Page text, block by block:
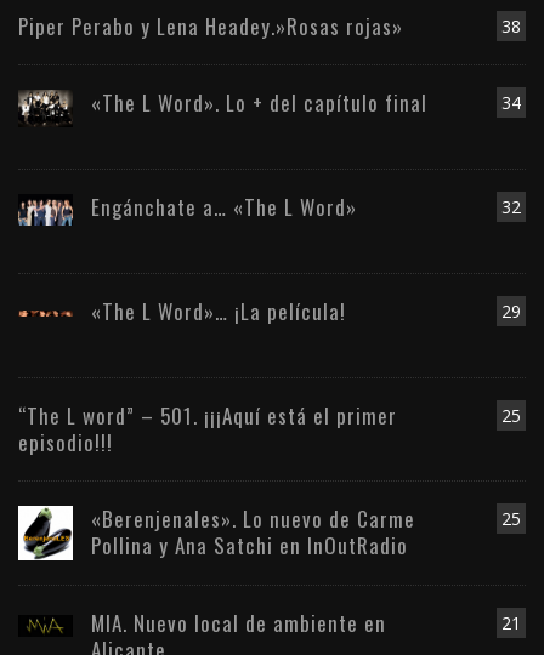
38
Piper Perabo y Lena Headey.»Rosas rojas»
34
«The L Word». Lo + del capítulo final
32
Engánchate a… «The L Word»
29
«The L Word»… ¡La película!
25
“The L word” – 501. ¡¡¡Aquí está el primer
episodio!!!
25
«Berenjenales». Lo nuevo de Carme
Pollina y Ana Satchi en InOutRadio
21
MIA. Nuevo local de ambiente en